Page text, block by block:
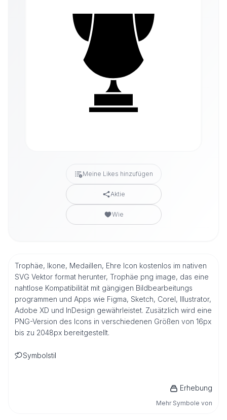
Meine Likes hinzufügen
Aktie
Wie
Trophäe, Ikone, Medaillen, Ehre Icon kostenlos im nativen
SVG Vektor format herunter, Trophäe png image, das eine
nahtlose Kompatibilität mit gängigen Bildbearbeitungs
programmen und Apps wie Figma, Sketch, Corel, Illustrator,
Adobe XD und InDesign gewährleistet. Zusätzlich wird eine
PNG-Version des Icons in verschiedenen Größen von 16px
bis zu 2048px bereitgestellt.
Symbolstil
Erhebung
Mehr Symbole von